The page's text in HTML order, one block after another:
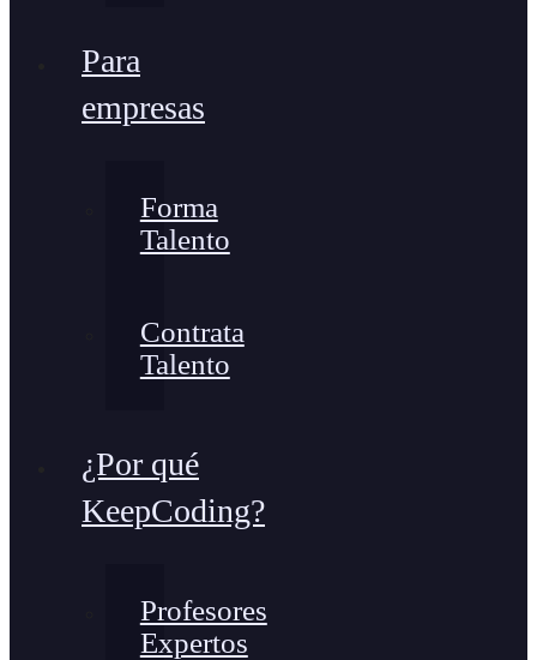
Para
empresas
Forma
Talento
Contrata
Talento
¿Por qué
KeepCoding?
Profesores
Expertos